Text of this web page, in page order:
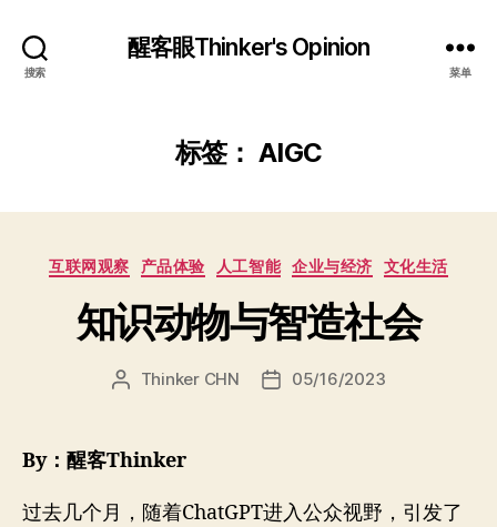
搜索
醒客眼Thinker's Opinion
菜单
标签： AIGC
分
互联网观察 产品体验 人工智能 企业与经济 文化生活
知识动物与智造社会
文
者
Thinker CHN
发 05/16/2023
By：醒客Thinker
过去几个月，随着ChatGPT进入公众视野，引发了